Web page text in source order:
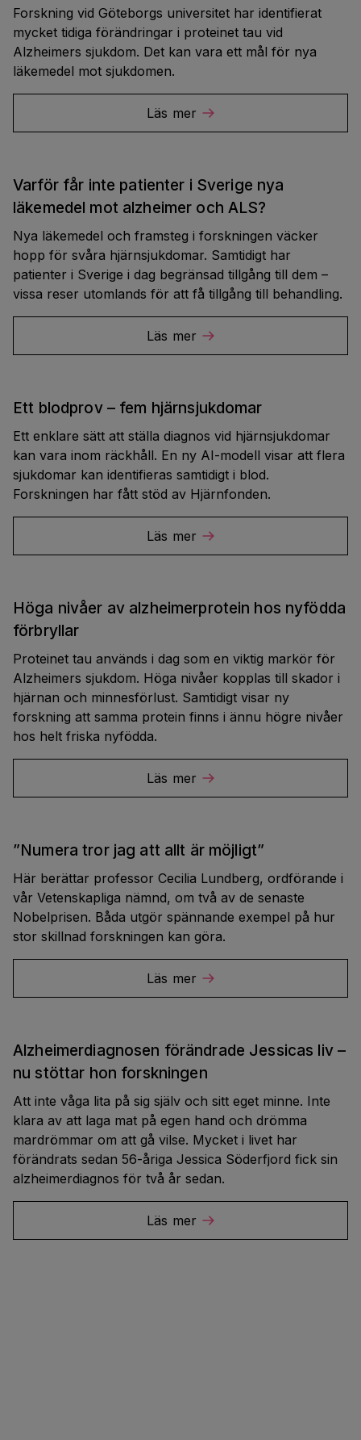
Forskning vid Göteborgs universitet har identifierat
mycket tidiga förändringar i proteinet tau vid
Alzheimers sjukdom. Det kan vara ett mål för nya
läkemedel mot sjukdomen.
Läs mer
Varför får inte patienter i Sverige nya
läkemedel mot alzheimer och ALS?
Nya läkemedel och framsteg i forskningen väcker
hopp för svåra hjärnsjukdomar. Samtidigt har
patienter i Sverige i dag begränsad tillgång till dem –
vissa reser utomlands för att få tillgång till behandling.
Läs mer
Ett blodprov – fem hjärnsjukdomar
Ett enklare sätt att ställa diagnos vid hjärnsjukdomar
kan vara inom räckhåll. En ny AI-modell visar att flera
sjukdomar kan identifieras samtidigt i blod.
Forskningen har fått stöd av Hjärnfonden.
Läs mer
Höga nivåer av alzheimerprotein hos nyfödda
förbryllar
Proteinet tau används i dag som en viktig markör för
Alzheimers sjukdom. Höga nivåer kopplas till skador i
hjärnan och minnesförlust. Samtidigt visar ny
forskning att samma protein finns i ännu högre nivåer
hos helt friska nyfödda.
Läs mer
”Numera tror jag att allt är möjligt”
Här berättar professor Cecilia Lundberg, ordförande i
vår Vetenskapliga nämnd, om två av de senaste
Nobelprisen. Båda utgör spännande exempel på hur
stor skillnad forskningen kan göra.
Läs mer
Alzheimerdiagnosen förändrade Jessicas liv –
nu stöttar hon forskningen
Att inte våga lita på sig själv och sitt eget minne. Inte
klara av att laga mat på egen hand och drömma
mardrömmar om att gå vilse. Mycket i livet har
förändrats sedan 56-åriga Jessica Söderfjord fick sin
alzheimerdiagnos för två år sedan.
Läs mer